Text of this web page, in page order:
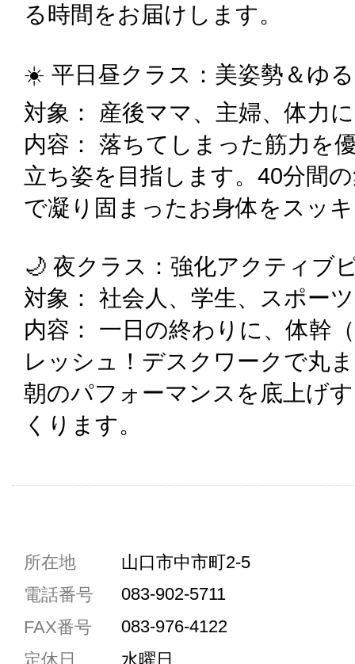
る時間をお届けします。
☀️ 平日昼クラス：美姿勢＆ゆ
対象： 産後ママ、主婦、体力
内容： 落ちてしまった筋力を
立ち姿を目指します。40分間
で凝り固まったお身体をスッ
🌙 夜クラス：強化アクティブ
対象： 社会人、学生、スポー
内容： 一日の終わりに、体幹
レッシュ！デスクワークで丸
朝のパフォーマンスを底上げ
くります。
共通駐車券加盟店
所在地
山口市中市町2-5
電話番号
083-902-5711
FAX番号
083-976-4122
定休日
水曜日